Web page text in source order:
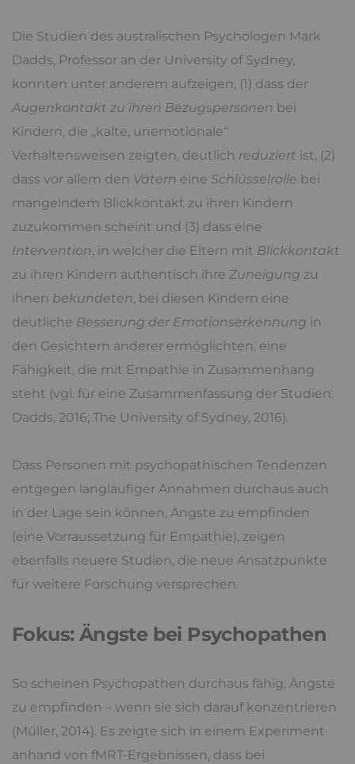
Die Studien des australischen Psychologen Mark
Dadds, Professor an der University of Sydney,
konnten unter anderem aufzeigen, (1) dass der
Augenkontakt zu ihren Bezugspersonen bei
Kindern, die „kalte, unemotionale“
Verhaltensweisen zeigten, deutlich reduziert ist, (2)
dass vor allem den Vätern eine Schlüsselrolle bei
mangelndem Blickkontakt zu ihren Kindern
zuzukommen scheint und (3) dass eine
Intervention, in welcher die Eltern mit Blickkontakt
zu ihren Kindern authentisch ihre Zuneigung zu
ihnen bekundeten, bei diesen Kindern eine
deutliche Besserung der Emotionserkennung in
den Gesichtern anderer ermöglichten, eine
Fähigkeit, die mit Empathie in Zusammenhang
steht (vgl. für eine Zusammenfassung der Studien:
Dadds, 2016; The University of Sydney, 2016).
Dass Personen mit psychopathischen Tendenzen
entgegen langläufiger Annahmen durchaus auch
in der Lage sein können, Ängste zu empfinden
(eine Vorraussetzung für Empathie), zeigen
ebenfalls neuere Studien, die neue Ansatzpunkte
für weitere Forschung versprechen.
Fokus: Ängste bei Psychopathen
So scheinen Psychopathen durchaus fähig, Ängste
zu empfinden – wenn sie sich darauf konzentrieren
(Müller, 2014). Es zeigte sich in einem Experiment
anhand von fMRT-Ergebnissen, dass bei